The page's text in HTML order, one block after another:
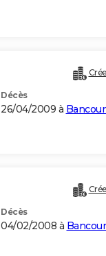
Décès
26/04/2009 à
Décès
04/02/2008 à